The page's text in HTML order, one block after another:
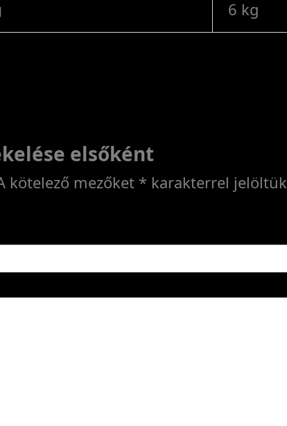
6 kg
elsőként
kötelező mezőket * karakterrel jelöltük